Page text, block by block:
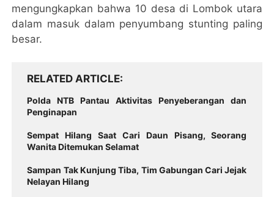
mengungkapkan bahwa 10 desa di Lombok utara
dalam masuk dalam penyumbang stunting paling
besar.
RELATED ARTICLE
Polda NTB Pantau Aktivitas Penyeberangan dan
Penginapan
Sempat Hilang Saat Cari Daun Pisang, Seorang
Wanita Ditemukan Selamat
Sampan Tak Kunjung Tiba, Tim Gabungan Cari Jejak
Nelayan Hilang